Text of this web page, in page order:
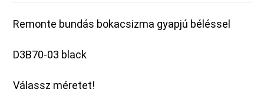
Remonte bundás bokacsizma gyapjú béléssel
D3B70-03 black
Válassz méretet!